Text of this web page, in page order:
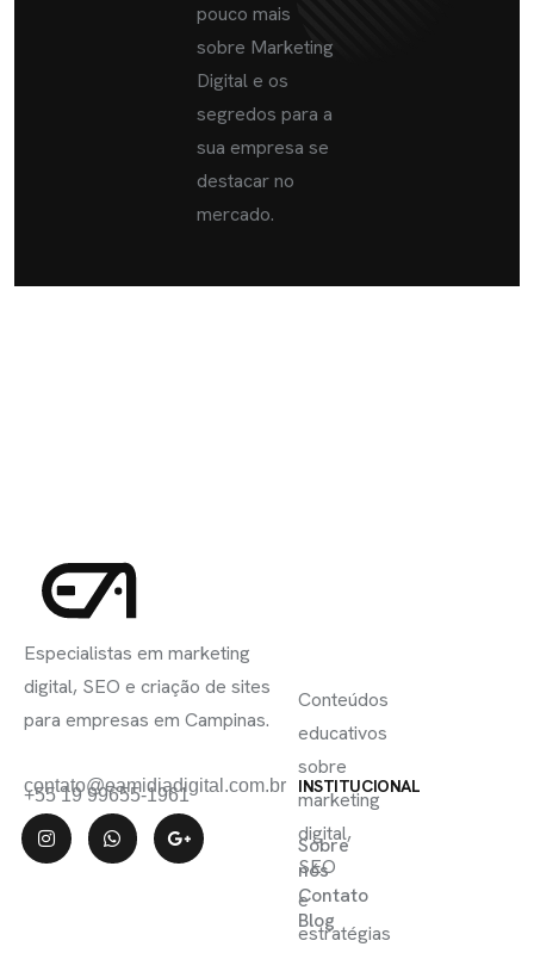
pouco mais
sobre Marketing
Digital e os
segredos para a
sua empresa se
destacar no
mercado.
Especialistas em marketing
digital, SEO e criação de sites
para empresas em Campinas.
contato@eamidiadigital.com.br
+55 19 99655-1961 INSTITUCIONAL
Sobre
nós
Contato
Blog
Conteúdos
educativos
sobre
marketing
digital,
SEO
e
estratégias